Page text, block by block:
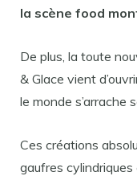
la scène food
De plus, la toute
& Glace vient
le monde s’arrache
Ces créations
gaufres